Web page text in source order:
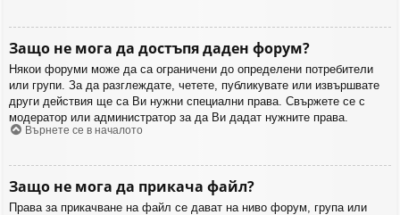
Защо не мога да достъпя даден форум?
Някои форуми може да са ограничени до определени потребители
или групи. За да разглеждате, четете, публикувате или извършвате
други действия ще са Ви нужни специални права. Свържете се с
модератор или администратор за да Ви дадат нужните права.
Върнете се в началото
Защо не мога да прикача файл?
Права за прикачване на файл се дават на ниво форум, група или